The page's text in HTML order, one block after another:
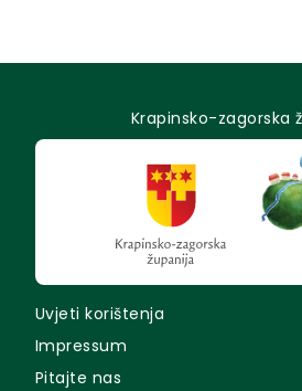
Krapinsko-zagorska
Uvjeti korištenja
Impressum
Pitajte nas